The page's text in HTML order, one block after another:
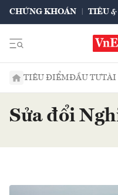
CHỨNG KHOÁN TIÊU
TIÊU ĐIỂMĐẦU TƯTÀI
Sửa đổi